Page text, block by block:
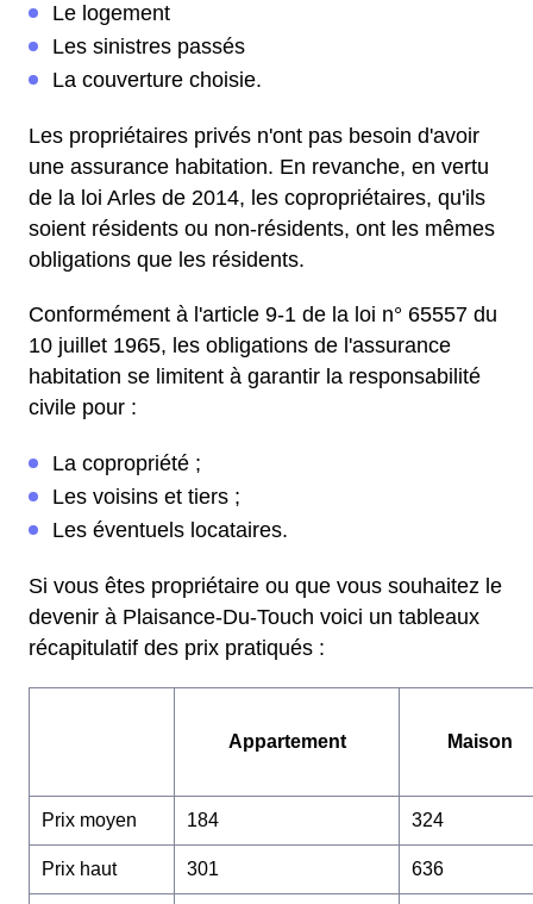
Le logement
Les sinistres passés
La couverture choisie.
Les propriétaires privés n'ont pas besoin d'avoir
une assurance habitation. En revanche, en vertu
de la loi Arles de 2014, les copropriétaires, qu'ils
soient résidents ou non-résidents, ont les mêmes
obligations que les résidents.
Conformément à l'article 9-1 de la loi n° 65557 du
10 juillet 1965, les obligations de l'assurance
habitation se limitent à garantir la responsabilité
civile pour :
La copropriété ;
Les voisins et tiers ;
Les éventuels locataires.
Si vous êtes propriétaire ou que vous souhaitez le
devenir à Plaisance-Du-Touch voici un tableaux
récapitulatif des prix pratiqués :
Appartement Maison
Prix moyen 184 324
Prix haut 301 636